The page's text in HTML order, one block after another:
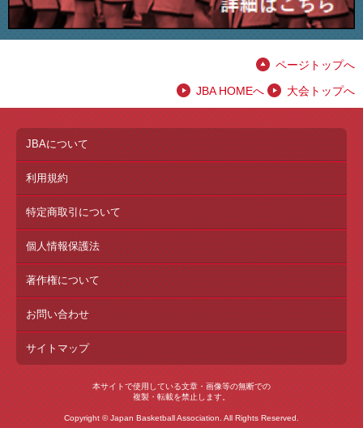
ページトップへ
JBA HOMEへ
大会トップへ
JBAについて
利用規約
特定商取引について
個人情報保護法
著作権について
お問い合わせ
サイトマップ
本サイトで使用している文章・画像等の無断での
複製・転載を禁止します。
Copyright © Japan Basketball Association. All Rights Reserved.